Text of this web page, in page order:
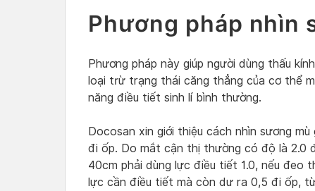
Phương pháp nhìn
Phương pháp này giúp người dùng thấu
loại trừ trạng thái căng thẳng của cơ thể
năng điều tiết sinh lí bình thường.
Docosan xin giới thiệu cách nhìn sương
đi ốp. Do mắt cận thị thường có độ là 2.0
40cm phải dùng lực điều tiết 1.0, nếu đeo
lực cần điều tiết mà còn dư ra 0,5 đi ốp,